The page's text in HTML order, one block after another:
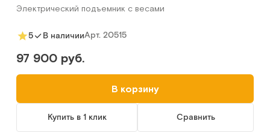
Электрический подъемник с весами
5 В наличииАрт. 20515
97 900 руб.
В корзину
Купить в 1 клик Сравнить